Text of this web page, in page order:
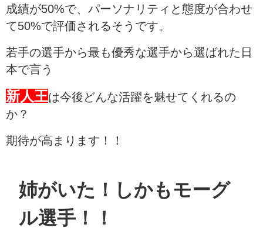
成績が50%で、パーソナリティと態度が合わせ
て50%で評価されるそうです。
若手の選手から最も優秀な選手から選ばれた日
本で言う
新人王は今後どんな活躍を魅せてくれるの
か？
期待が高まります！！
姉がいた！しかもモーグ
ル選手！！